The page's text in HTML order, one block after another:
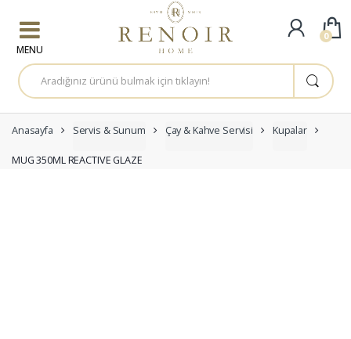
A
r
a
a
:
Anasayfa Servis & Sunum Çay & Kahve Servisi Kupalar
MUG 350ML REACTIVE GLAZE
0